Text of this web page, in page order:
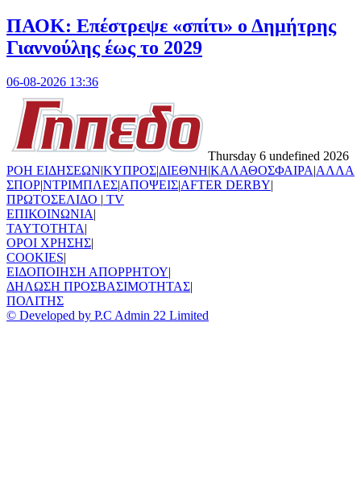
ΠΑΟΚ: Επέστρεψε «σπίτι» ο Δημήτρης
Γιαννούλης έως το 2029
06-08-2026 13:36
Thursday 6 undefined 2026
ΡΟΗ ΕΙΔΗΣΕΩΝ|ΚΥΠΡΟΣ|ΔΙΕΘΝΗ|ΚΑΛΑΘΟΣΦΑΙΡΑ|ΑΛΛΑ
ΣΠΟΡ|ΝΤΡΙΜΠΛΕΣ|ΑΠΟΨΕΙΣ|AFTER DERBY|
ΠΡΩΤΟΣΕΛΙΔΟ | TV
ΕΠΙΚΟΙΝΩΝΙΑ|
TAYTOTHTA|
ΟΡΟΙ ΧΡΗΣΗΣ|
COOKIES|
ΕΙΔΟΠΟΙΗΣΗ ΑΠΟΡΡΗΤΟΥ|
ΔΗΛΩΣΗ ΠΡΟΣΒΑΣΙΜΟΤΗΤΑΣ|
ΠΟΛΙΤΗΣ
© Developed by P.C Admin 22 Limited